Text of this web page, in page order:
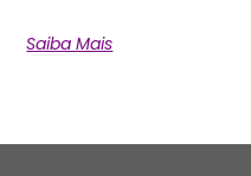
Saiba Mais